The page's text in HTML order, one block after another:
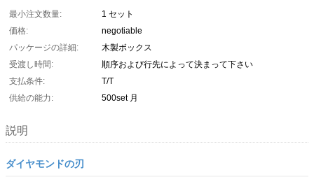
最小注文数量:
1 セット
価格:
negotiable
パッケージの詳細:
木製ボックス
受渡し時間:
順序および行先によって決まって下さい
支払条件:
T/T
供給の能力:
500set 月
説明
ダイヤモンドの刃